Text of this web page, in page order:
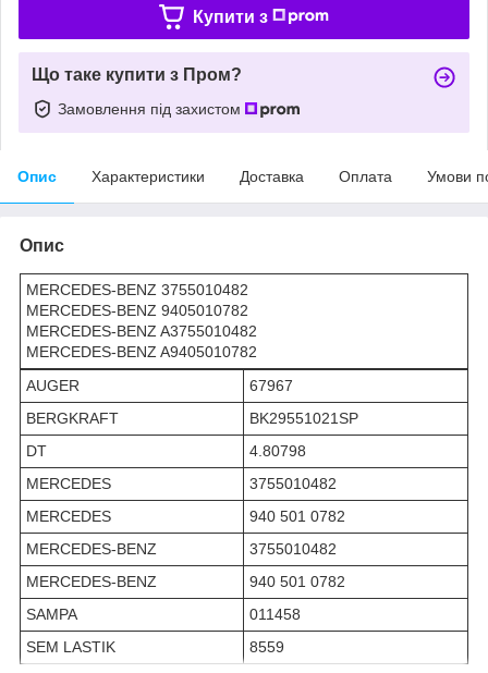
Купити з
Що таке купити з Пром?
Замовлення під захистом
Опис Характеристики Доставка Оплата Умови
Опис
MERCEDES-BENZ 3755010482
MERCEDES-BENZ 9405010782
MERCEDES-BENZ A3755010482
MERCEDES-BENZ A9405010782
AUGER
67967
BERGKRAFT
BK29551021SP
DT
4.80798
MERCEDES
3755010482
MERCEDES
940 501 0782
MERCEDES-BENZ
3755010482
MERCEDES-BENZ
940 501 0782
SAMPA
011458
SEM LASTIK
8559